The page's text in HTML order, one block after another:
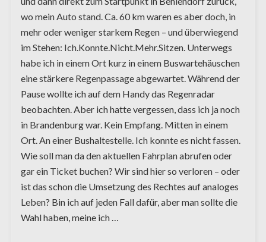
wo mein Auto stand. Ca. 60 km waren es aber doch, in
mehr oder weniger starkem Regen – und überwiegend
im Stehen: Ich.Konnte.Nicht.Mehr.Sitzen. Unterwegs
habe ich in einem Ort kurz in einem Buswartehäuschen
eine stärkere Regenpassage abgewartet. Während der
Pause wollte ich auf dem Handy das Regenradar
beobachten. Aber ich hatte vergessen, dass ich ja noch
in Brandenburg war. Kein Empfang. Mitten in einem
Ort. An einer Bushaltestelle. Ich konnte es nicht fassen.
Wie soll man da den aktuellen Fahrplan abrufen oder
gar ein Ticket buchen? Wir sind hier so verloren – oder
ist das schon die Umsetzung des Rechtes auf analoges
Leben? Bin ich auf jeden Fall dafür, aber man sollte die
Wahl haben, meine ich …